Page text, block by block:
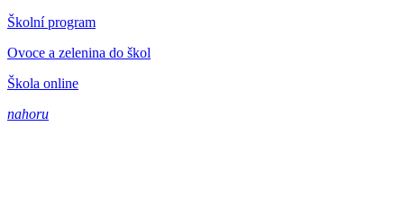
Školní program
Ovoce a zelenina do škol
Škola online
nahoru